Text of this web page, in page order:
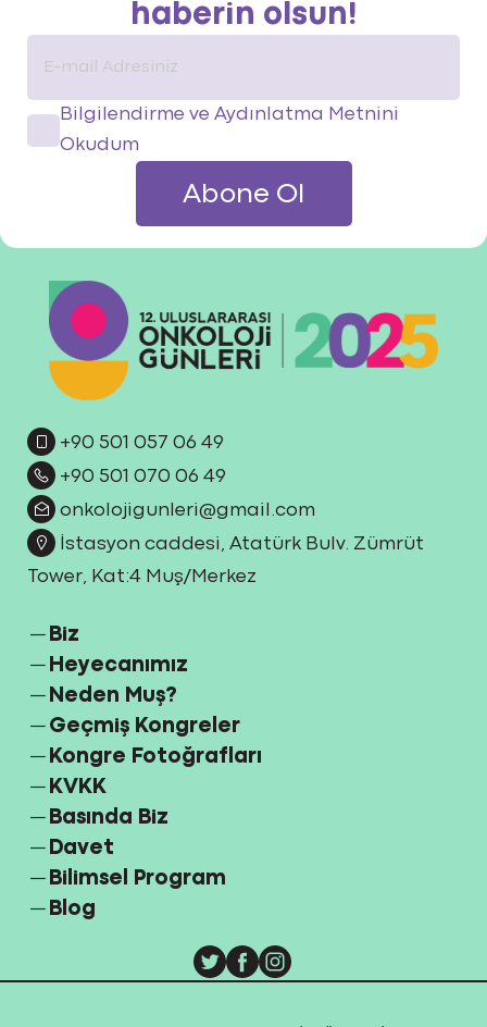
haberin olsun!
Bilgilendirme ve Aydınlatma Metnini
Okudum
+90 501 057 06 49
+90 501 070 06 49
onkolojigunleri@gmail.com
İstasyon caddesi, Atatürk Bulv. Zümrüt
Tower, Kat:4 Muş/Merkez
Biz
Heyecanımız
Neden Muş?
Geçmiş Kongreler
Kongre Fotoğrafları
KVKK
Basında Biz
Davet
Bilimsel Program
Blog